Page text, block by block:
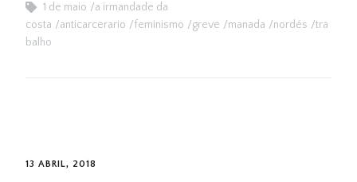
1 de maio
a irmandade da
costa
anticarcerario feminismo greve manada nordés
tra
balho
13 ABRIL, 2018